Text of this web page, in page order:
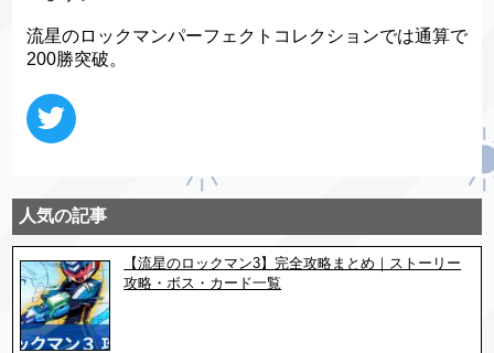
流星のロックマンパーフェクトコレクションでは通算で
200勝突破。
人気の記事
【流星のロックマン3】完全攻略まとめ｜ストーリー
攻略・ボス・カード一覧